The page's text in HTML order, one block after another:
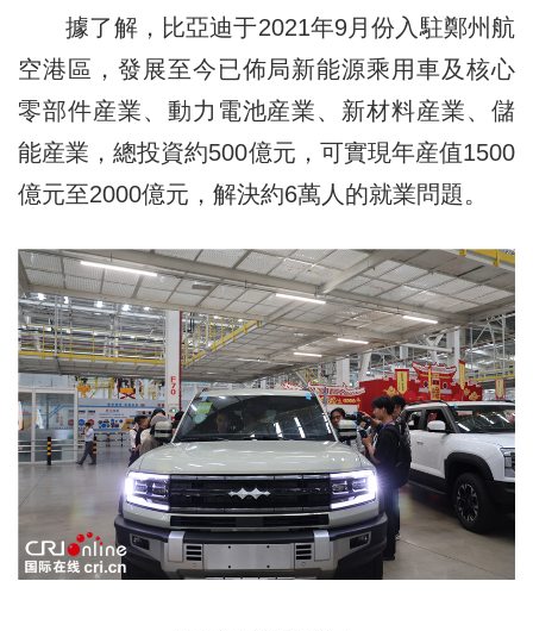
據了解，比亞迪于2021年9月份入駐鄭州航
空港區，發展至今已佈局新能源乘用車及核心
零部件産業、動力電池産業、新材料産業、儲
能産業，總投資約500億元，可實現年産值1500
億元至2000億元，解決約6萬人的就業問題。